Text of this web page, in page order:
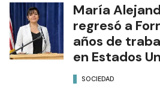
María
regresó a
años de
en Estados
SOCIEDAD